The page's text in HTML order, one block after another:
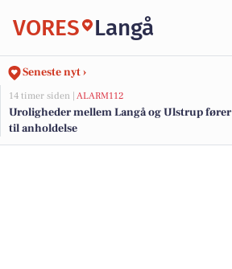
VORES Langå
Seneste nyt ›
14 timer siden | ALARM112
Uroligheder mellem Langå og Ulstrup fører
til anholdelse